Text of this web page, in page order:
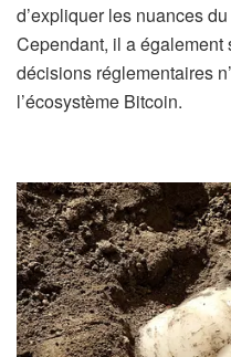
d’expliquer les nuances
Cependant, il a
décisions réglementaires
l’écosystème Bitcoin.